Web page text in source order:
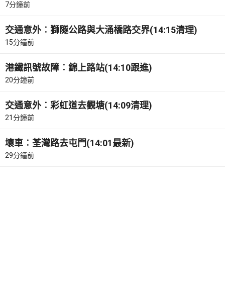
7分鐘前
交通意外︰獅隧公路與大涌橋路交界(14:15清理)
15分鐘前
港鐵訊號故障︰錦上路站(14:10跟進)
20分鐘前
交通意外︰彩虹道去觀塘(14:09清理)
21分鐘前
壞車︰荃灣路去屯門(14:01最新)
29分鐘前